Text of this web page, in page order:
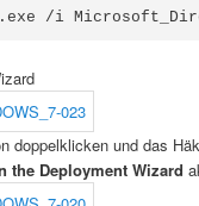
/i
doppelklicken und das
the Deployment Wizard